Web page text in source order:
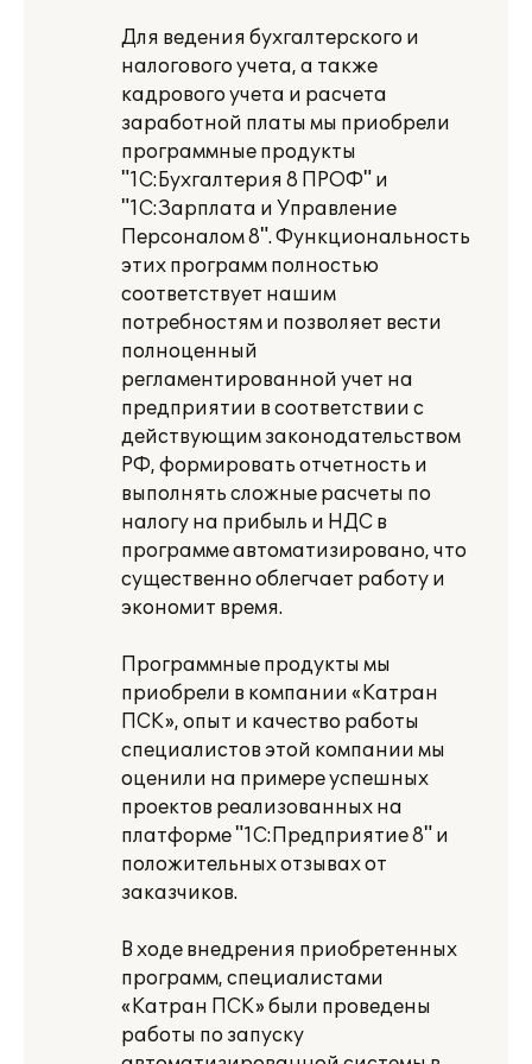
Для ведения бухгалтерского и
налогового учета, а также
кадрового учета и расчета
заработной платы мы приобрели
программные продукты
"1С:Бухгалтерия 8 ПРОФ" и
"1С:Зарплата и Управление
Персоналом 8". Функциональность
этих программ полностью
соответствует нашим
потребностям и позволяет вести
полноценный
регламентированной учет на
предприятии в соответствии с
действующим законодательством
РФ, формировать отчетность и
выполнять сложные расчеты по
налогу на прибыль и НДС в
программе автоматизировано, что
существенно облегчает работу и
экономит время.
Программные продукты мы
приобрели в компании «Катран
ПСК», опыт и качество работы
специалистов этой компании мы
оценили на примере успешных
проектов реализованных на
платформе "1С:Предприятие 8" и
положительных отзывах от
заказчиков.
В ходе внедрения приобретенных
программ, специалистами
«Катран ПСК» были проведены
работы по запуску